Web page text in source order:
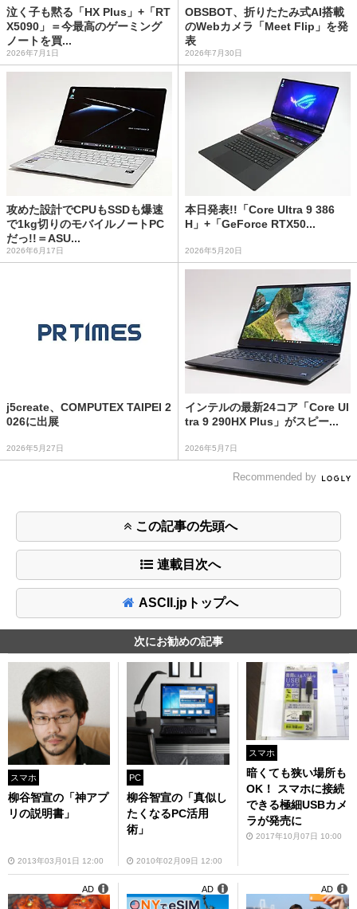
泣く子も黙る「HX Plus」+「RT
X5090」＝今最高のゲーミング
ノートを買...
2026年7月1日
OBSBOT、折りたたみ式AI搭載
のWebカメラ「Meet Flip」を発
表
2026年7月30日
攻めた設計でCPUもSSDも爆速
で1kg切りのモバイルノートPC
だっ!!＝ASU...
2026年6月17日
本日発表!!「Core Ultra 9 386
H」+「GeForce RTX50...
2026年5月20日
j5create、COMPUTEX TAIPEI 2
026に出展
2026年5月27日
インテルの最新24コア「Core Ul
tra 9 290HX Plus」がスピー...
2026年5月7日
Recommended by
この記事の先頭へ
連載目次へ
ASCII.jpトップへ
次にお勧めの記事
スマホ
柳谷智宣の「神アプ
リの説明書」
2013年03月01日 12:00
PC
柳谷智宣の「真似し
たくなるPC活用
術」
2010年02月09日 12:00
スマホ
暗くても狭い場所も
OK！ スマホに接続
できる極細USBカメ
ラが発売に
2017年10月07日 10:00
AD AD AD